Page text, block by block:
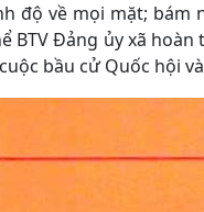
độ về mọi mặt; bám
BTV Đảng ủy xã
bầu cử Quốc hội